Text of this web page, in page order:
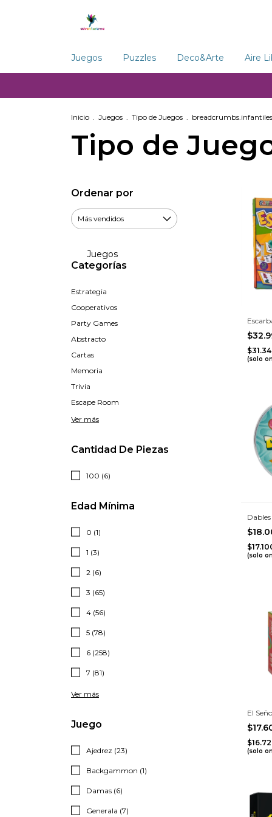
Juegos Puzzles Deco&Arte Aire
Inicio . Juegos . Tipo de Juegos . breadcrumbs.infantiles
Tipo de
Ordenar por
Juegos
Categorías
Estrategia
Cooperativos
Party Games
Abstracto
Cartas
Memoria
Trivia
Escape Room
Ver más
Cantidad De Piezas
100 (6)
Edad Mínima
0 (1)
1 (3)
2 (6)
3 (65)
4 (56)
5 (78)
6 (258)
7 (81)
Ver más
Juego
Ajedrez (23)
Backgammon (1)
Damas (6)
Generala (7)
(solo
Dables
(solo
El
(solo